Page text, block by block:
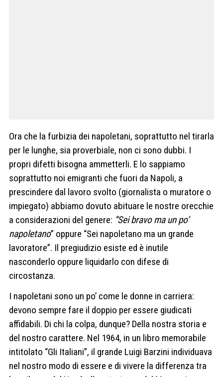
Ora che la furbizia dei napoletani, soprattutto nel tirarla
per le lunghe, sia proverbiale, non ci sono dubbi. I
propri difetti bisogna ammetterli. E lo sappiamo
soprattutto noi emigranti che fuori da Napoli, a
prescindere dal lavoro svolto (giornalista o muratore o
impiegato) abbiamo dovuto abituare le nostre orecchie
a considerazioni del genere: “Sei bravo ma un po’
napoletano” oppure “Sei napoletano ma un grande
lavoratore”. Il pregiudizio esiste ed è inutile
nasconderlo oppure liquidarlo con difese di
circostanza.
I napoletani sono un po’ come le donne in carriera:
devono sempre fare il doppio per essere giudicati
affidabili. Di chi la colpa, dunque? Della nostra storia e
del nostro carattere. Nel 1964, in un libro memorabile
intitolato “Gli Italiani”, il grande Luigi Barzini individuava
nel nostro modo di essere e di vivere la differenza tra